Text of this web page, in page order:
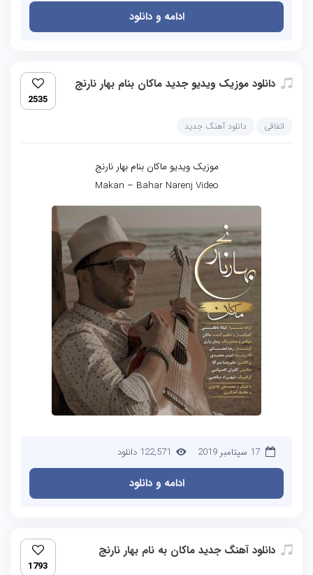
ادامه و دانلود
دانلود موزیک ویدیو جدید ماکان بنام بهار نارنج
2535
اتفاقی دانلود آهنگ جدید
موزیک ویدیو ماکان بنام بهار نارنج
Makan – Bahar Narenj Video
17 سپتامبر 2019 122,571 دانلود
ادامه و دانلود
دانلود آهنگ جدید ماکان به نام بهار نارنج
1793